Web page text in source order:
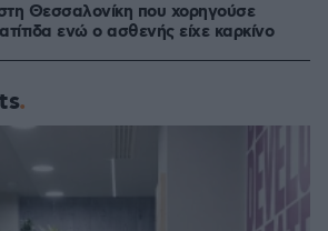
Θεσσαλονίκη που χορηγούσε
ενώ ο ασθενής είχε καρκίνο